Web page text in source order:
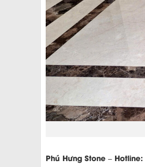
Phú Hưng Stone – Hotline: